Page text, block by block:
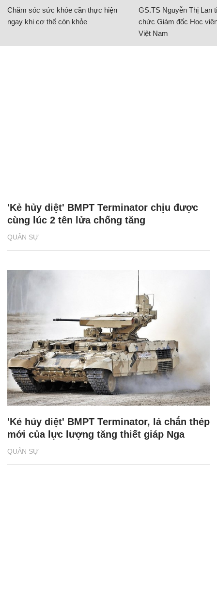
Chăm sóc sức khỏe cần thực hiện
ngay khi cơ thể còn khỏe
GS.TS Nguyễn Thị Lan
chức Giám đốc Học
Việt Nam
QUÂN SỰ
'Kẻ hủy diệt' BMPT Terminator chịu được
cùng lúc 2 tên lửa chống tăng
QUÂN SỰ
'Kẻ hủy diệt' BMPT Terminator, lá chắn thép
mới của lực lượng tăng thiết giáp Nga